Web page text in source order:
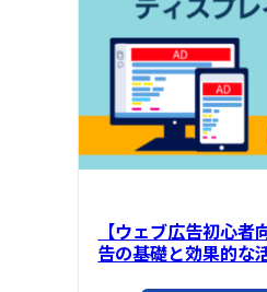
【ウェブ広告初心
告の基礎と効果的な